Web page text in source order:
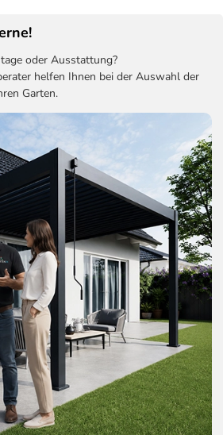
oder Ausstattung?
helfen Ihnen bei der Auswahl der
Garten.